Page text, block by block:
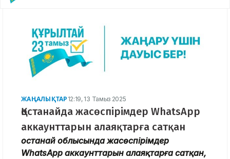
ЖАҢАЛЫҚТАР 12:19, 13 Тамыз 2025
Қостанайда жасөспірімдер WhatsApp
аккаунттарын алаяқтарға сатқан
Қостанай облысында жасөспірімдер
WhatsApp аккаунттарын алаяқтарға сатқан,